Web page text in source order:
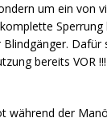
um ein von
Dafür
bereits VOR
während der